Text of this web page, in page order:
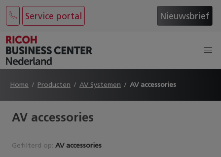
Service portal Nieuwsbrief
Home Producten AV Systemen AV accessories
AV accessories
Gefilterd op: AV accessories